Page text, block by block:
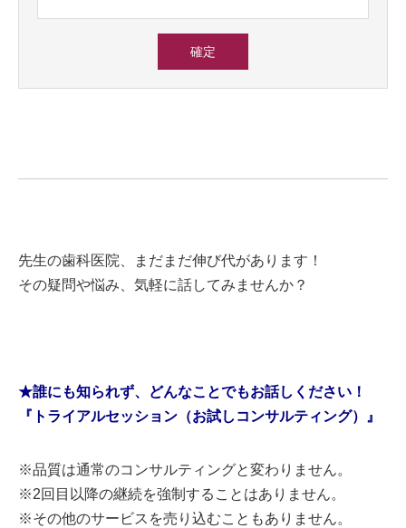
先生の歯科医院、まだまだ伸び代があります！
その疑問や悩み、気軽に話してみませんか？
★誰にも知られず、どんなことでもお話しください！
『トライアルセッション（お試しコンサルティング）』
※品質は通常のコンサルティングと変わりません。
※2回目以降の継続を強制することはありません。
※その他のサービスを売り込むこともありません。